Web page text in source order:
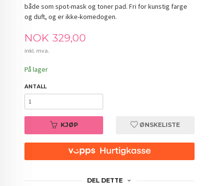
både som spot-mask og toner pad. Fri for kunstig farge
og duft, og er ikke-komedogen.
Pris
NOK 329,00
inkl. mva.
På lager
ANTALL
KJØP ØNSKELISTE
DEL DETTE